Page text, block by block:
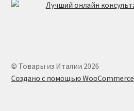
© Товары из Италии 2026
Создано с помощью WooCommerce